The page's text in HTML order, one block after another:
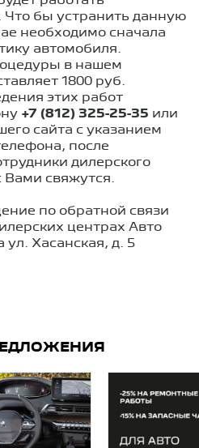
бы устранить данную
необходимо сначала
автомобиля.
в нашем
1800 руб.
этих работ
+7 (812) 325-25-35 или
сайта с указанием
после
дилерского
Вами свяжутся.
по обратной связи
центрах Авто
ул. Хасанская, д. 5